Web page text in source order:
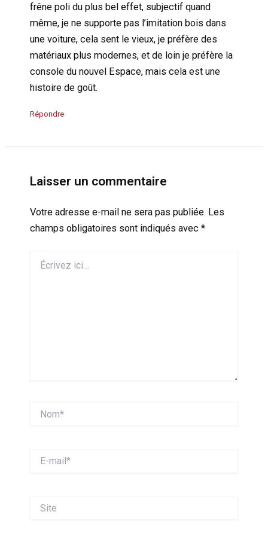
frêne poli du plus bel effet, subjectif quand
même, je ne supporte pas l’imitation bois dans
une voiture, cela sent le vieux, je préfère des
matériaux plus modernes, et de loin je préfère la
console du nouvel Espace, mais cela est une
histoire de goût.
Répondre
Laisser un commentaire
Votre adresse e-mail ne sera pas publiée. Les
champs obligatoires sont indiqués avec *
ici…
mail*